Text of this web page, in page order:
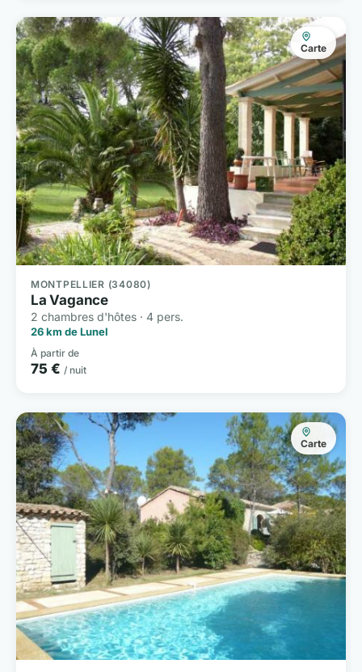
Carte
MONTPELLIER (34080)
La Vagance
2 chambres d'hôtes · 4 pers.
26 km de Lunel
À partir de
75 € / nuit
Carte